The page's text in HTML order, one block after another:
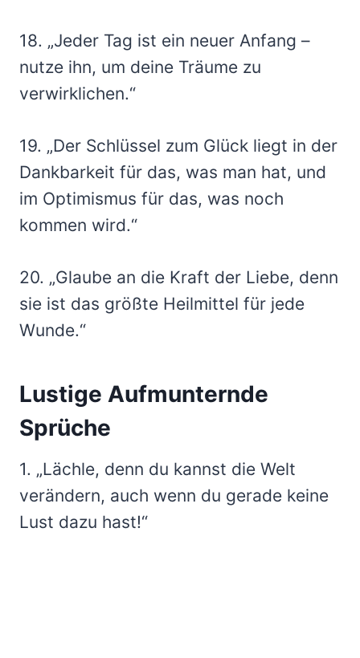
18. „Jeder Tag ist ein neuer Anfang –
nutze ihn, um deine Träume zu
verwirklichen.“
19. „Der Schlüssel zum Glück liegt in der
Dankbarkeit für das, was man hat, und
im Optimismus für das, was noch
kommen wird.“
20. „Glaube an die Kraft der Liebe, denn
sie ist das größte Heilmittel für jede
Wunde.“
Lustige Aufmunternde
Sprüche
1. „Lächle, denn du kannst die Welt
verändern, auch wenn du gerade keine
Lust dazu hast!“